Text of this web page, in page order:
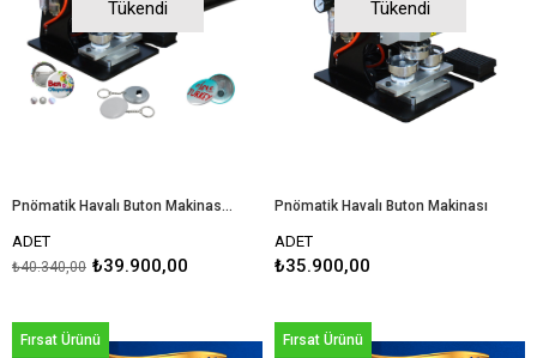
Tükendi
Pnömatik Havalı Buton Makinası + Kalıp + Kesici
ADET
₺39.900,00
₺40.340,00
Tükendi
Pnömatik Havalı Buton Makinası
ADET
₺35.900,00
Fırsat Ürünü Fırsat Ürünü